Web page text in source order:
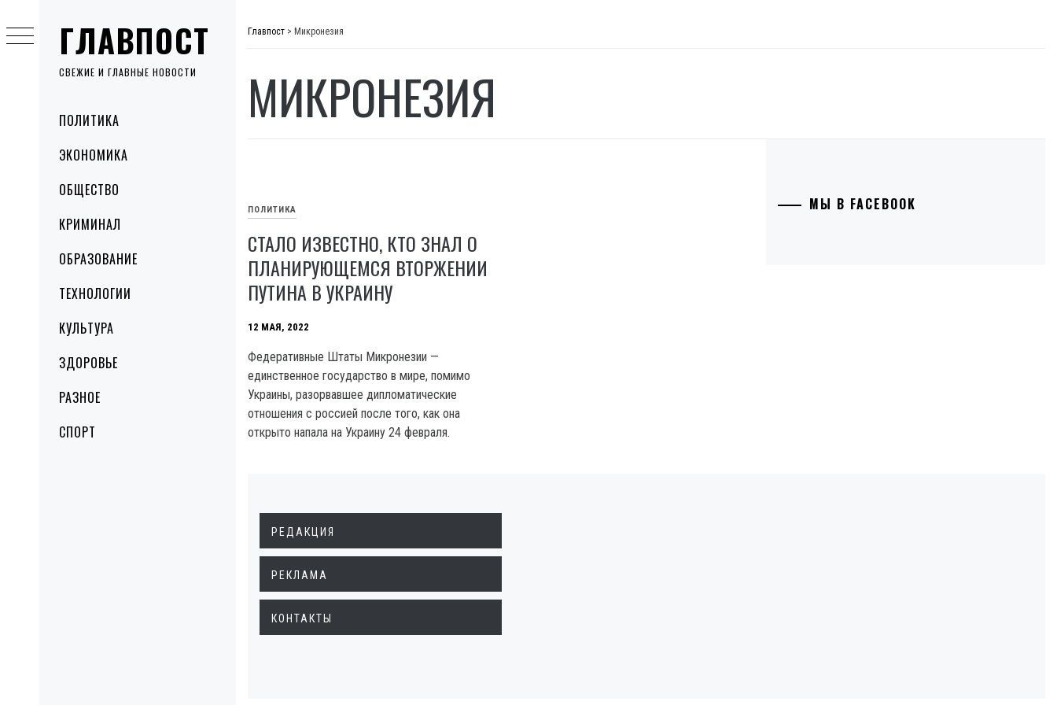
ГЛАВПОСТ
СВЕЖИЕ И ГЛАВНЫЕ НОВОСТИ
MenuПОЛИТИКА
ЭКОНОМИКА
ОБЩЕСТВО
КРИМИНАЛ
ОБРАЗОВАНИЕ
ТЕХНОЛОГИИ
КУЛЬТУРА
ЗДОРОВЬЕ
РАЗНОЕ
СПОРТ
to
content
Главпост > Микронезия
МИКРОНЕЗИЯ
ПОЛИТИКА
СТАЛО ИЗВЕСТНО, КТО ЗНАЛ О
ПЛАНИРУЮЩЕМСЯ ВТОРЖЕНИИ
ПУТИНА В УКРАИНУ
12 МАЯ, 2022
Федеративные Штаты Микронезии —
единственное государство в мире, помимо
Украины, разорвавшее дипломатические
отношения с россией после того, как она
открыто напала на Украину 24 февраля.
МЫ В FACEBOOK
РЕДАКЦИЯ
РЕКЛАМА
КОНТАКТЫ